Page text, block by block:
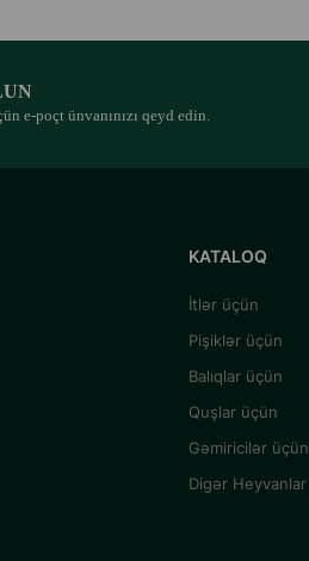
e-poçt ünvanınızı qeyd edin.
KATALOQ
İtlər üçün
Pişiklər üçün
Balıqlar üçün
Quşlar üçün
Gəmiricilər üçün
Digər Heyvanlar